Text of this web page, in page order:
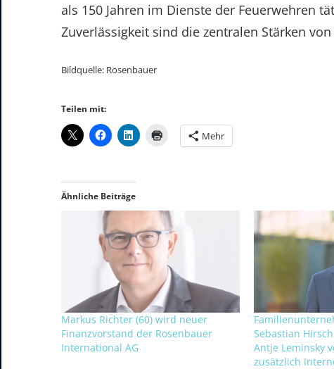
als 150 Jahren im Dienste der Feuerwehren
Zuverlässigkeit sind die zentralen Stärken
Bildquelle: Rosenbauer
Teilen mit:
Mehr
Ähnliche Beiträge
Markus Richter (60) wird neuer
Finanzvorstand der Rosenbauer
International AG
Sebastian
Antje Leminsky
zusätzlich